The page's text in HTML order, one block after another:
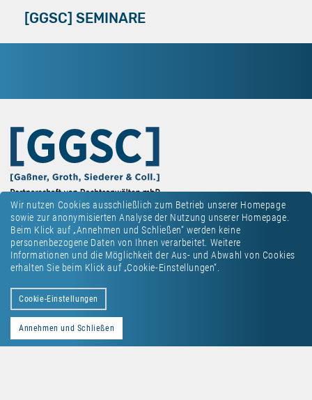
Wir nutzen Cookies ausschließlich zum Betrieb unserer Homepage
sowie zur anonymisierten Analyse der Nutzung unserer Homepage.
Beim Klick auf „Annehmen und Schließen“ werden keine
personenbezogene Daten von Ihnen verarbeitet. Weitere
Informationen und die Möglichkeit der Aus- und Abwahl von Cookies
erhalten Sie beim Klick auf „Cookie-Einstellungen“.
Cookie-Einstellungen
Annehmen und Schließen
[GGSC] SEMINARE